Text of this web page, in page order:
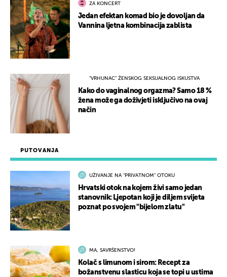
PUTOVANJA
UŽIVANJE NA "PRIVATNOM" OTOKU
Hrvatski otok na kojem živi samo jedan
stanovnik: Ljepotan koji je diljem svijeta
poznat po svojem "bijelom zlatu"
MA, SAVRŠENSTVO!
Kolač s limunom i sirom: Recept za
božanstvenu slasticu koja se topi u ustima
ZA KONCERT
Jedan efektan komad bio je dovoljan da
Vannina ljetna kombinacija zablista
"VRHUNAC" ŽENSKOG SEKSUALNOG ISKUSTVA
Kako do vaginalnog orgazma? Samo 18 %
žena može ga doživjeti isključivo na ovaj
način